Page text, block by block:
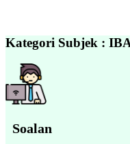
Kategori Subjek :
Soalan